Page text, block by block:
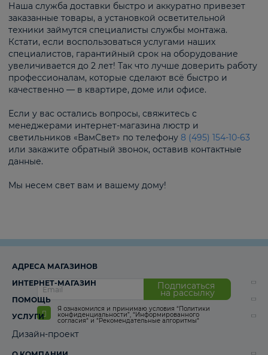
Наша служба доставки быстро и аккуратно привезет
заказанные товары, а установкой осветительной
техники займутся специалисты службы монтажа.
Кстати, если воспользоваться услугами наших
специалистов, гарантийный срок на оборудование
увеличивается до 2 лет! Так что лучше доверить работу
профессионалам, которые сделают всё быстро и
качественно — в квартире, доме или офисе.
Если у вас остались вопросы, свяжитесь с
менеджерами интернет-магазина люстр и
светильников «ВамСвет» по телефону 8 (495) 154-10-63
или закажите обратный звонок, оставив контактные
данные.
Мы несем свет вам и вашему дому!
Подписаться
на рассылку
Я ознакомился и принимаю условия “Политики
конфиденциальности”, “Информированного
согласия“ и “Рекомендательные алгоритмы“
АДРЕСА МАГАЗИНОВ
ИНТЕРНЕТ-МАГАЗИН
ПОМОЩЬ
УСЛУГИ
Дизайн-проект